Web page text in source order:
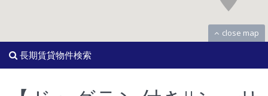
close map
長期賃貸物件検索